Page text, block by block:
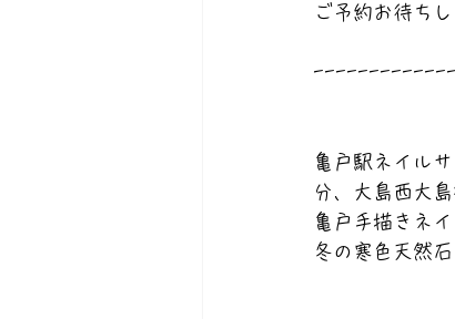
ご予約お待ち
亀戸駅ネイル
分、大島西大
亀戸手描きネ
冬の寒色天然